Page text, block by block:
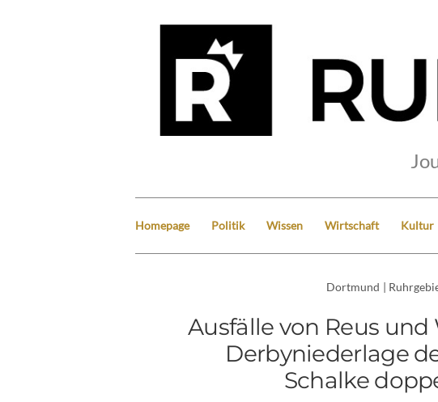
Homepage Politik Wissen Wirtschaft Kultur
Dortmund |
Ausfälle von Reus
Derbyniederlage
Schalke